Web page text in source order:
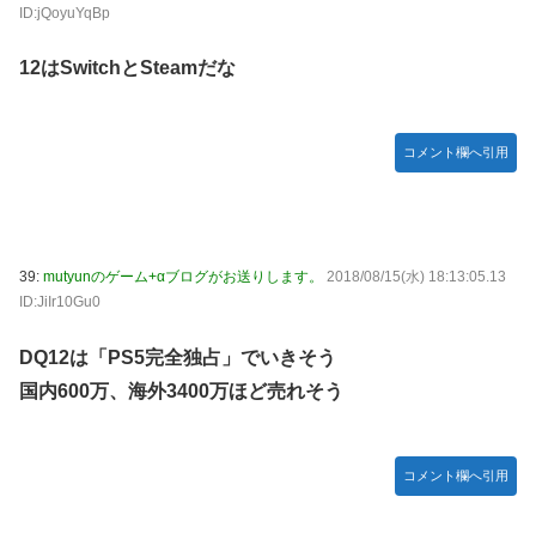
ID:jQoyuYqBp
12はSwitchとSteamだな
コメント欄へ引用
39: mutyunのゲーム+αブログがお送りします。
2018/08/15(水) 18:13:05.13
ID:JiIr10Gu0
DQ12は「PS5完全独占」でいきそう
国内600万、海外3400万ほど売れそう
コメント欄へ引用